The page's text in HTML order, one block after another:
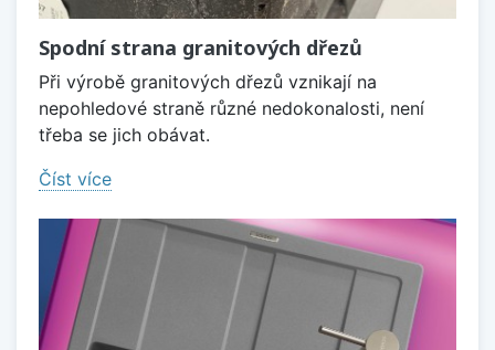
Spodní strana granitových dřezů
Při výrobě granitových dřezů vznikají na
nepohledové straně různé nedokonalosti, není
třeba se jich obávat.
Číst více